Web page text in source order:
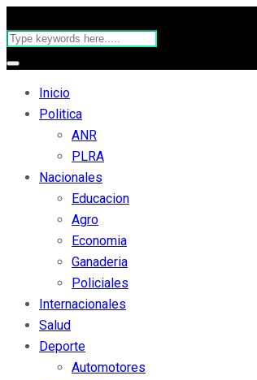
Inicio
Politica
ANR
PLRA
Nacionales
Educacion
Agro
Economia
Ganaderia
Policiales
Internacionales
Salud
Deporte
Automotores